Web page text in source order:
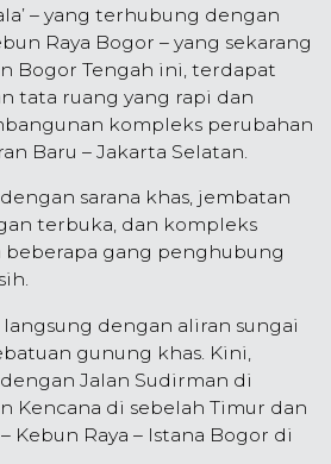
– yang terhubung dengan
Raya Bogor – yang sekarang
Bogor Tengah ini, terdapat
tata ruang yang rapi dan
kompleks perubahan
Baru – Jakarta Selatan.
sarana khas, jembatan
terbuka, dan kompleks
gang penghubung
dengan aliran sungai
gunung khas. Kini,
Jalan Sudirman di
Kencana di sebelah Timur dan
Kebun Raya – Istana Bogor di